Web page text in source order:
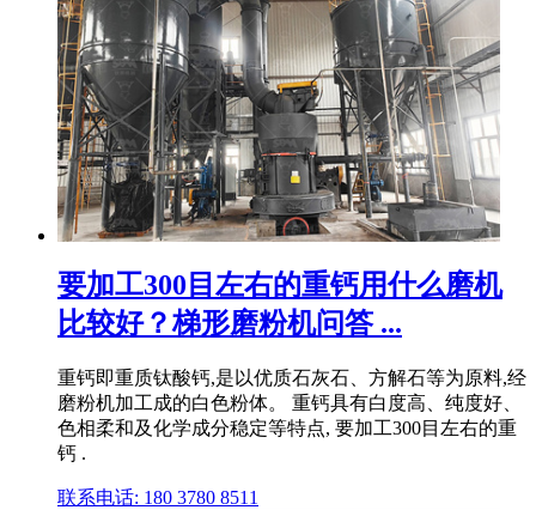
要加工300目左右的重钙用什么磨机
比较好？梯形磨粉机问答 ...
重钙即重质钛酸钙,是以优质石灰石、方解石等为原料,经
磨粉机加工成的白色粉体。 重钙具有白度高、纯度好、
色相柔和及化学成分稳定等特点, 要加工300目左右的重
钙 .
联系电话: 180 3780 8511